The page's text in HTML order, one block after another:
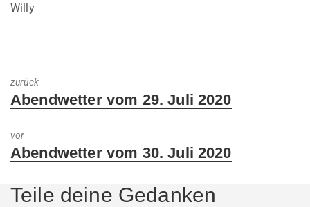
Willy
zurück
Previous
Abendwetter vom 29. Juli 2020
vor
Next
Abendwetter vom 30. Juli 2020
Teile deine Gedanken